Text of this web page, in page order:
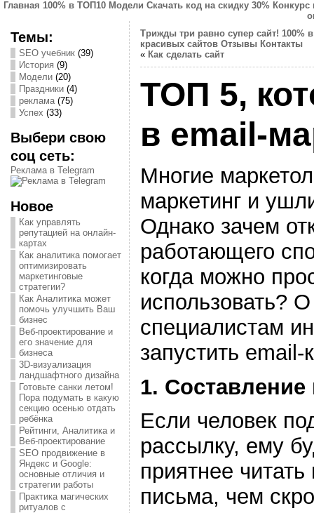
Главная 100% в ТОП10 Модели Скачать код на скидку 30% Конкурс
Темы:
SEO учебник(39)
История (9)
Модели(20)
Праздники(4)
реклама(75)
Успех (33)
Выбери свою
соц сеть:
Реклама в Telegram
Новое
Как управлять
репутацией на онлайн-
картах
Как аналитика помогает
оптимизировать
маркетинговые
стратегии?
Как Аналитика может
помочь улучшить Ваш
бизнес
Веб-проектирование и
его значение для
бизнеса
3D-визуализация
ландшафтного дизайна
Готовьте санки летом!
Пора подумать в какую
секцию осенью отдать
ребёнка
Рейтинги, Аналитика и
Веб-проектирование
SEO продвижение в
Яндекс и Google:
основные отличия и
стратегии работы
Практика магических
ритуалов с
Трижды три равно супер сайт! 100%
красивых сайтов Отзывы Контакты
« Как сделать сайт
ТОП 5,
в email-
Многие
маркетинг и
Однако зачем
работающего
когда можно
использовать?
специалистам
запустить
1.
Если человек
рассылку, ему
приятнее
письма, чем